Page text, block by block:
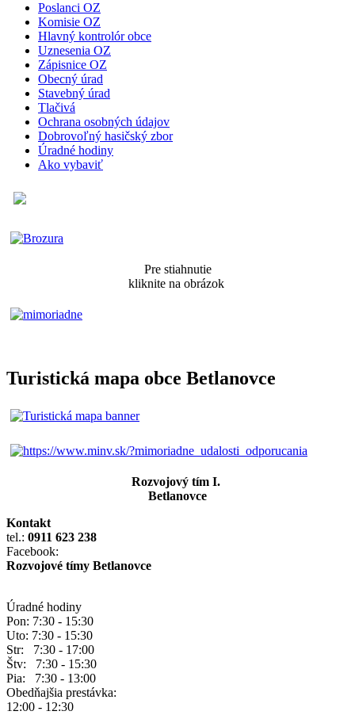
Poslanci OZ
Komisie OZ
Hlavný kontrolór obce
Uznesenia OZ
Zápisnice OZ
Obecný úrad
Stavebný úrad
Tlačivá
Ochrana osobných údajov
Dobrovoľný hasičský zbor
Úradné hodiny
Ako vybaviť
Pre stiahnutie
kliknite na obrázok
Turistická mapa obce Betlanovce
Rozvojový tím I.
Betlanovce
Kontakt
tel.: 0911 623 238
Facebook:
Rozvojové tímy Betlanovce
Úradné hodiny
Pon: 7:30 - 15:30
Uto: 7:30 - 15:30
Str: 7:30 - 17:00
Štv: 7:30 - 15:30
Pia: 7:30 - 13:00
Obedňajšia prestávka:
12:00 - 12:30